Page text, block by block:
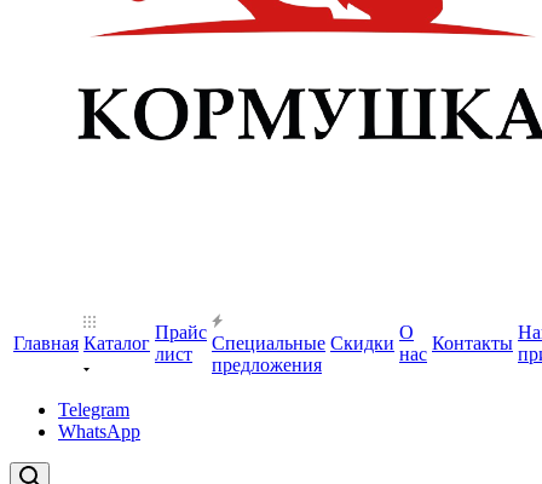
Главная Каталог
Прайс
лист
Специальные
предложения
Скидки
О
нас
Контакты
Telegram
WhatsApp